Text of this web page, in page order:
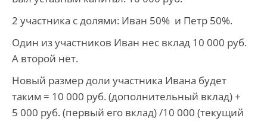
2 участника с долями: Иван 50% и Петр 50%.
Один из участников Иван нес вклад 10 000 руб.
А второй нет.
Новый размер доли участника Ивана будет
таким = 10 000 руб. (дополнительный вклад) +
5 000 руб. (первый его вклад) /10 000 (текущий